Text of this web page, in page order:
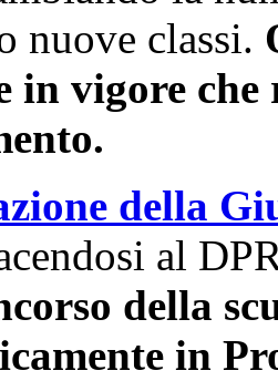
nuove classi.
in vigore che
della
al
della
in